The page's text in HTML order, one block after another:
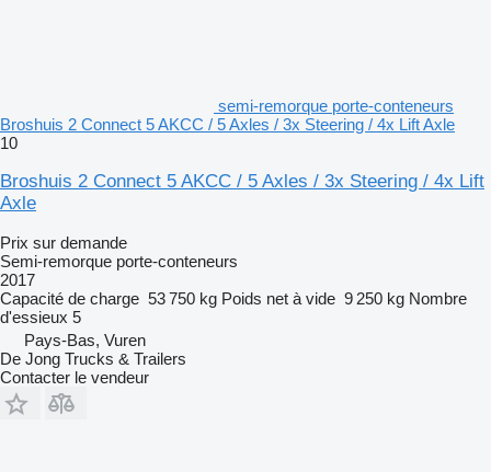
semi-remorque porte-conteneurs
Broshuis 2 Connect 5 AKCC / 5 Axles / 3x Steering / 4x Lift Axle
10
Broshuis 2 Connect 5 AKCC / 5 Axles / 3x Steering / 4x Lift
Axle
Prix sur demande
Semi-remorque porte-conteneurs
2017
Capacité de charge 53 750 kg Poids net à vide 9 250 kg Nombre
d'essieux 5
Pays-Bas, Vuren
De Jong Trucks & Trailers
Contacter le vendeur